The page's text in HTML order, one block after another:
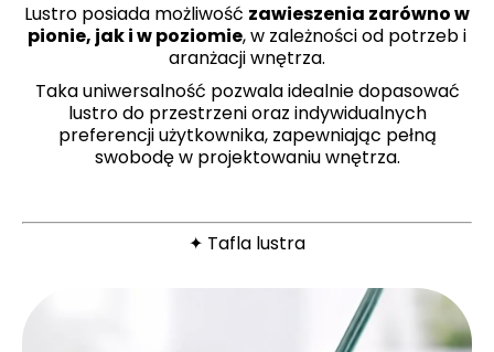
Lustro posiada możliwość zawieszenia zarówno w
pionie, jak i w poziomie, w zależności od potrzeb i
aranżacji wnętrza.
Taka uniwersalność pozwala idealnie dopasować
lustro do przestrzeni oraz indywidualnych
preferencji użytkownika, zapewniając pełną
swobodę w projektowaniu wnętrza.
✦ Tafla lustra